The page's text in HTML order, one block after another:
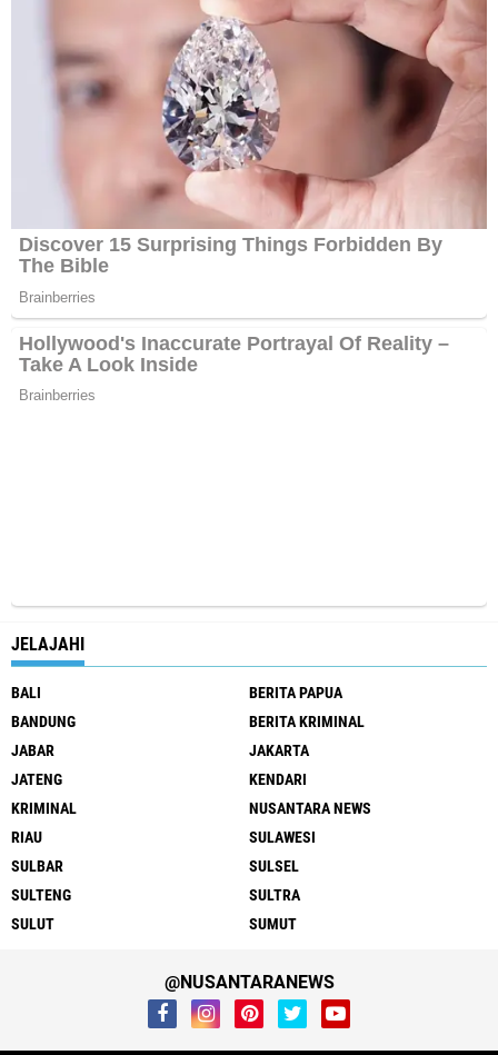
JELAJAHI
BALI
BERITA PAPUA
BANDUNG
BERITA KRIMINAL
JABAR
JAKARTA
JATENG
KENDARI
KRIMINAL
NUSANTARA NEWS
RIAU
SULAWESI
SULBAR
SULSEL
SULTENG
SULTRA
SULUT
SUMUT
@NUSANTARANEWS